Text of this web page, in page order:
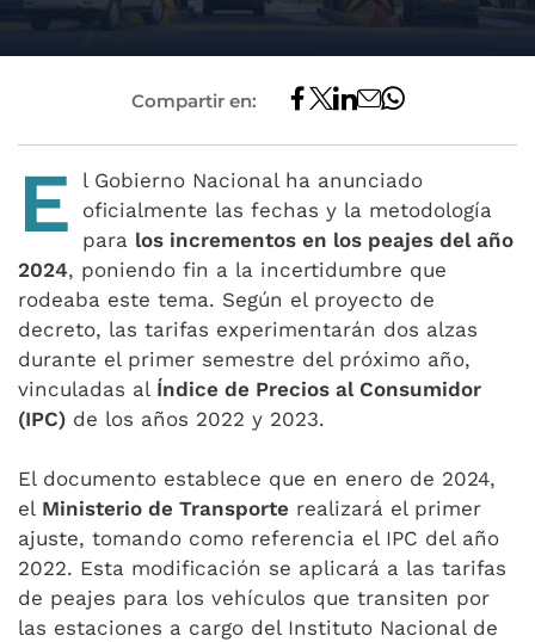
Compartir en:
E
l Gobierno Nacional ha anunciado
oficialmente las fechas y la metodología
para los incrementos en los peajes del año
2024, poniendo fin a la incertidumbre que
rodeaba este tema. Según el proyecto de
decreto, las tarifas experimentarán dos alzas
durante el primer semestre del próximo año,
vinculadas al Índice de Precios al Consumidor
(IPC) de los años 2022 y 2023.
El documento establece que en enero de 2024,
el Ministerio de Transporte realizará el primer
ajuste, tomando como referencia el IPC del año
2022. Esta modificación se aplicará a las tarifas
de peajes para los vehículos que transiten por
las estaciones a cargo del Instituto Nacional de